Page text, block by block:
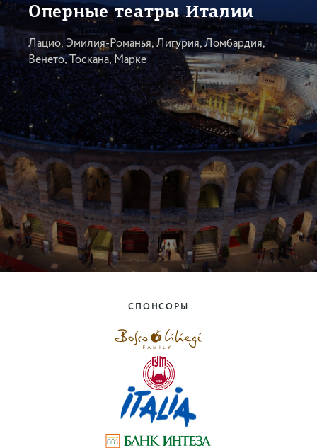
Оперные театры Италии
Лацио, Эмилия-Романья, Лигурия, Ломбардия,
Венето, Тоскана, Марке
СПОНСОРЫ